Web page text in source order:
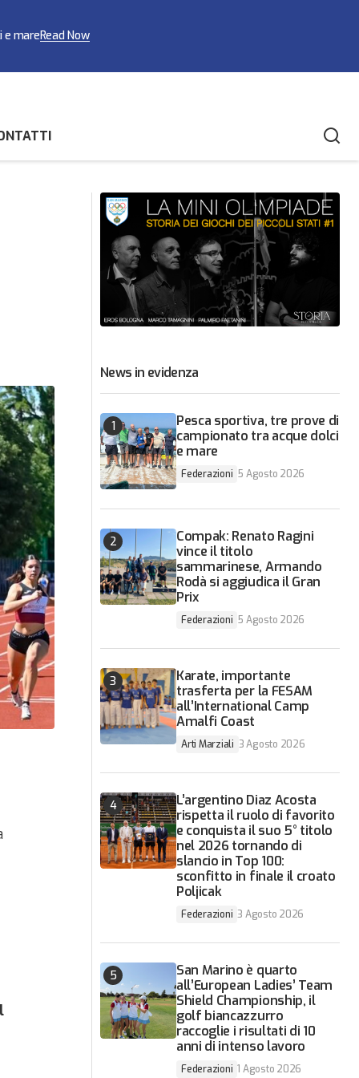
e mareRead Now
FISSW
News in evidenza
Pesca sportiva, tre prove di
campionato tra acque dolci
e mare
Federazioni 5 Agosto 2026
Compak: Renato Ragini
vince il titolo
sammarinese, Armando
Rodà si aggiudica il Gran
Prix
Federazioni 5 Agosto 2026
Karate, importante
trasferta per la FESAM
all’International Camp
Amalfi Coast
Arti Marziali 3 Agosto 2026
L’argentino Diaz Acosta
rispetta il ruolo di favorito
e conquista il suo 5° titolo
nel 2026 tornando di
slancio in Top 100:
sconfitto in finale il croato
Poljicak
Federazioni 3 Agosto 2026
San Marino è quarto
all’European Ladies’ Team
Shield Championship, il
golf biancazzurro
raccoglie i risultati di 10
anni di intenso lavoro
Federazioni 1 Agosto 2026